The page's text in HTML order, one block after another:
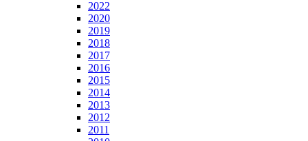
2022
2020
2019
2018
2017
2016
2015
2014
2013
2012
2011